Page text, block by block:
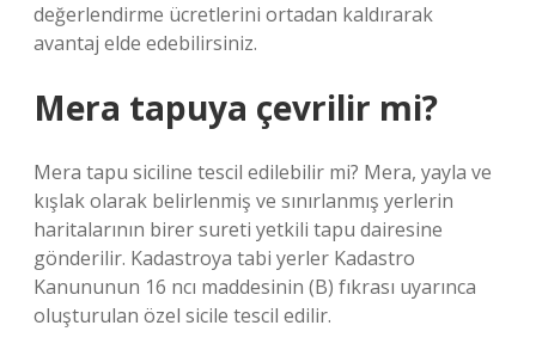
değerlendirme ücretlerini ortadan kaldırarak
avantaj elde edebilirsiniz.
Mera tapuya çevrilir mi?
Mera tapu siciline tescil edilebilir mi? Mera, yayla ve
kışlak olarak belirlenmiş ve sınırlanmış yerlerin
haritalarının birer sureti yetkili tapu dairesine
gönderilir. Kadastroya tabi yerler Kadastro
Kanununun 16 ncı maddesinin (B) fıkrası uyarınca
oluşturulan özel sicile tescil edilir.